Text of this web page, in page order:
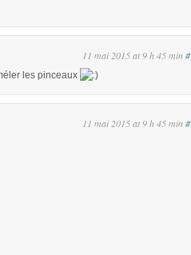
11 mai 2015 at 9 h 45 min #
les pinceaux
11 mai 2015 at 9 h 45 min #